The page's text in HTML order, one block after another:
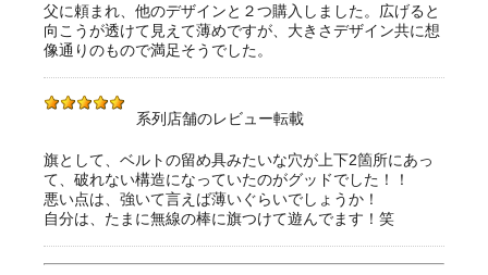
父に頼まれ、他のデザインと２つ購入しました。広げると
向こうが透けて見えて薄めですが、大きさデザイン共に想
像通りのもので満足そうでした。
系列店舗のレビュー転載
旗として、ベルトの留め具みたいな穴が上下2箇所にあっ
て、破れない構造になっていたのがグッドでした！！
悪い点は、強いて言えば薄いぐらいでしょうか！
自分は、たまに無線の棒に旗つけて遊んでます！笑